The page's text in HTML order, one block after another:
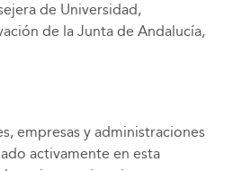
de Universidad,
de la Junta de Andalucía,
empresas y administraciones
activamente en esta